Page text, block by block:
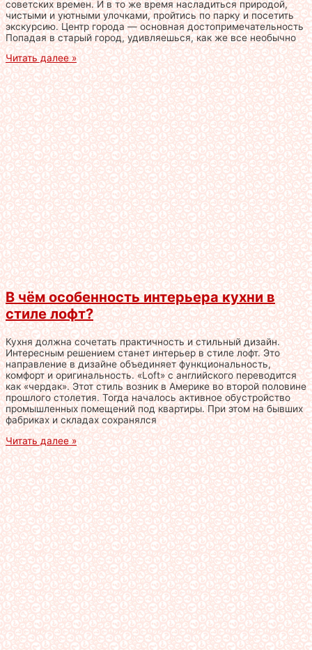
советских времен. И в то же время насладиться природой,
чистыми и уютными улочками, пройтись по парку и посетить
экскурсию. Центр города — основная достопримечательность
Попадая в старый город, удивляешься, как же все необычно
Читать далее »
В чём особенность интерьера кухни в
стиле лофт?
Кухня должна сочетать практичность и стильный дизайн.
Интересным решением станет интерьер в стиле лофт. Это
направление в дизайне объединяет функциональность,
комфорт и оригинальность. «Loft» с английского переводится
как «чердак». Этот стиль возник в Америке во второй половине
прошлого столетия. Тогда началось активное обустройство
промышленных помещений под квартиры. При этом на бывших
фабриках и складах сохранялся
Читать далее »